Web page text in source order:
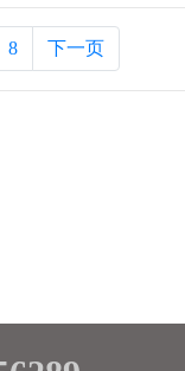
8 下一页